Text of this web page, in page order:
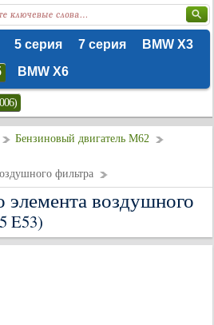
5 серия 7 серия
BMW X3
BMW X6
Бензиновый двигатель M62
фильтра
элемента воздушного
E53)